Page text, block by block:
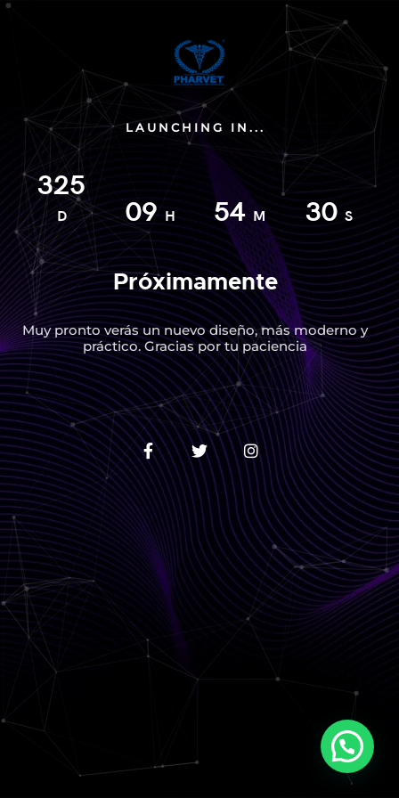
LAUNCHING IN...
325
D 09 H 54 M 30 S
Próximamente
Muy pronto verás un nuevo diseño, más moderno y
práctico. Gracias por tu paciencia